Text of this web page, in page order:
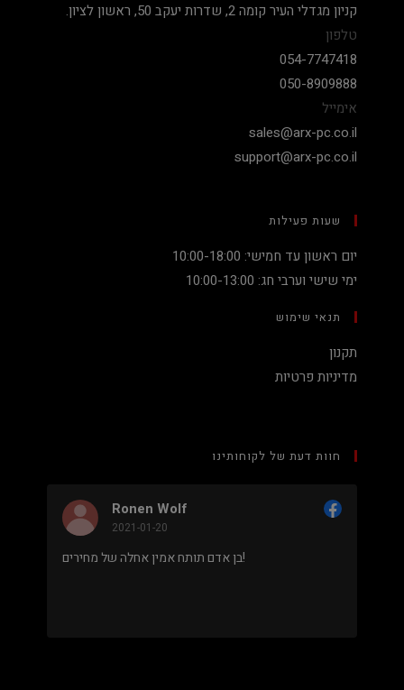
קניון מגדלי העיר קומה 2, שדרות יעקב 50, ראשון לציון.
טלפון
054-7747418
050-8909888
אימייל
sales@arx-pc.co.il
support@arx-pc.co.il
שעות פעילות
יום ראשון עד חמישי: 10:00-18:00
ימי שישי וערבי חג: 10:00-13:00
תנאי שימוש
תקנון
מדיניות פרטיות
חוות דעת של לקוחותינו
Ronen Wolf
2021-01-20
בן אדם תותח אמין אחלה של מחירים!